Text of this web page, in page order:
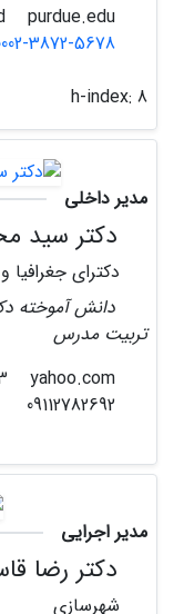
purdue.edu
3872-5678
h-index: 8
مدیر داخلی
دکتر سید
دکترای جغرافیا
دانش آموخته
تربیت مدرس
yahoo.com
مدیر اجرایی
دکتر رضا
شهرسازی